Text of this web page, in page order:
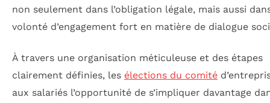
non seulement dans l’obligation légale, mais aussi
volonté d’engagement fort en matière de dialogue
À travers une organisation méticuleuse et des étapes
clairement définies, les élections du comité
aux salariés l’opportunité de s’impliquer davantage